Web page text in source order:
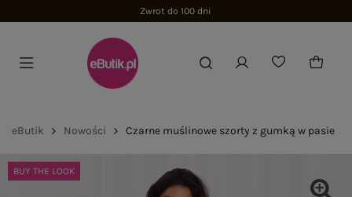
Zwrot do 100 dni
eButik Nowości Czarne muślinowe szorty z gumką w pasie
BUY THE LOOK